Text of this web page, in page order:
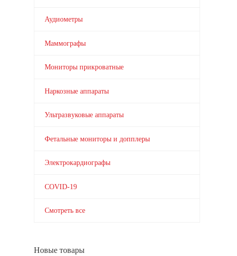
Аудиометры
Маммографы
Мониторы прикроватные
Наркозные аппараты
Ультразвуковые аппараты
Фетальные мониторы и допплеры
Электрокардиографы
COVID-19
Смотреть все
Новые товары